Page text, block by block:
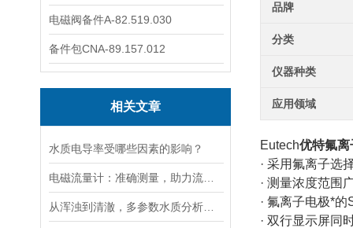
电磁阀备件A-82.519.030
备件包CNA-89.157.012
相关文章
水质电导率受哪些因素的影响？
品牌
分类
仪器种类
应用领域
Eutech优特氟离
· 采用氟离子选
· 测量浓度范围
· 氟离子电极*
· 双行显示屏同